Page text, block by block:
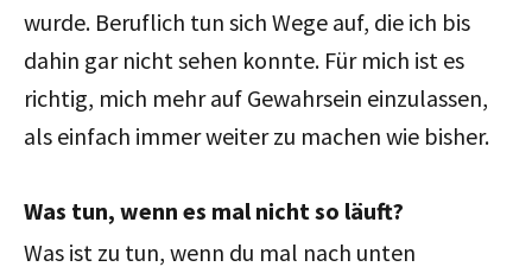
wurde. Beruflich tun sich Wege auf, die ich bis
dahin gar nicht sehen konnte. Für mich ist es
richtig, mich mehr auf Gewahrsein einzulassen,
als einfach immer weiter zu machen wie bisher.
Was tun, wenn es mal nicht so läuft?
Was ist zu tun, wenn du mal nach unten